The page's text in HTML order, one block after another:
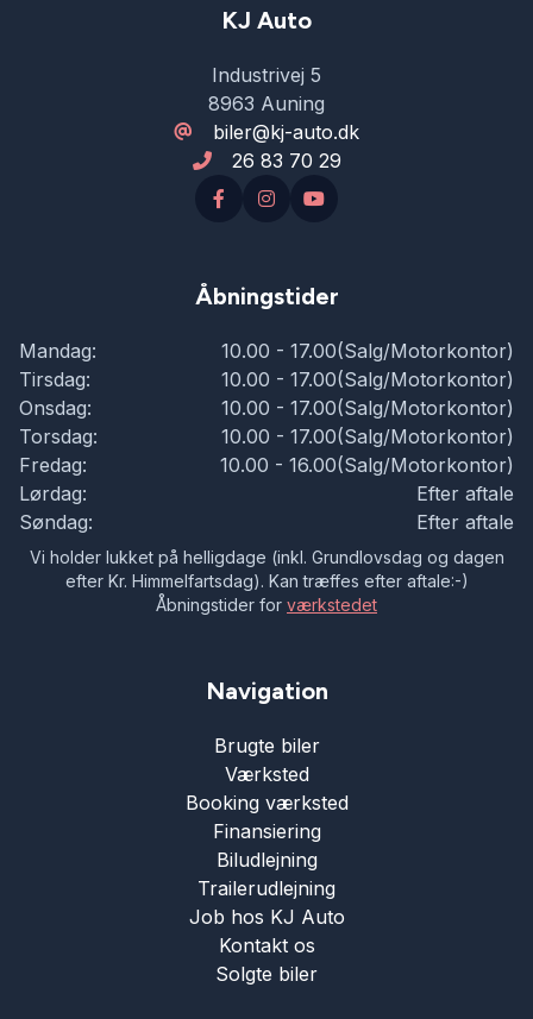
KJ Auto
Industrivej 5
8963 Auning
biler@kj-auto.dk
26 83 70 29
Åbningstider
Mandag:
10.00 - 17.00(Salg/Motorkontor)
Tirsdag:
10.00 - 17.00(Salg/Motorkontor)
Onsdag:
10.00 - 17.00(Salg/Motorkontor)
Torsdag:
10.00 - 17.00(Salg/Motorkontor)
Fredag:
10.00 - 16.00(Salg/Motorkontor)
Lørdag:
Efter aftale
Søndag:
Efter aftale
Vi holder lukket på helligdage (inkl. Grundlovsdag og dagen
efter Kr. Himmelfartsdag). Kan træffes efter aftale:-)
Åbningstider for værkstedet
Navigation
Brugte biler
Værksted
Booking værksted
Finansiering
Biludlejning
Trailerudlejning
Job hos KJ Auto
Kontakt os
Solgte biler